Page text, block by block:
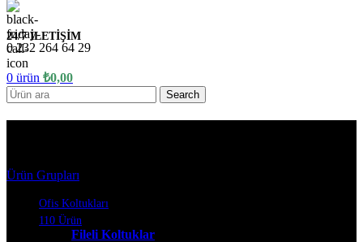
24/7 İLETİŞİM
0 232 264 64 29
0 ürün ₺0,00
Search
Ürün Grupları
Ofis Koltukları
110 Ürün
Fileli Koltuklar